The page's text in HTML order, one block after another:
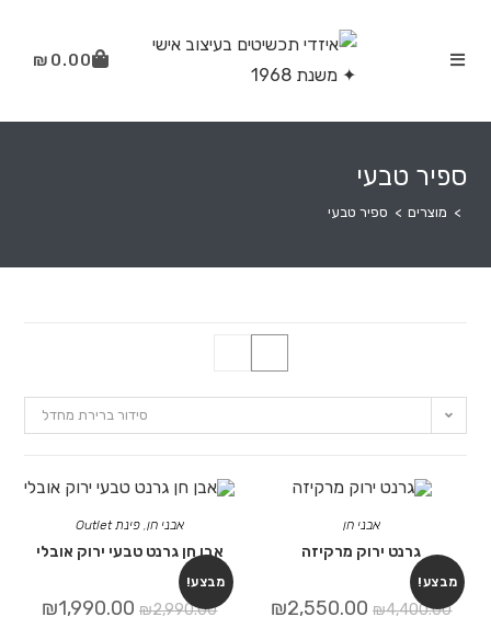
₪ 0.00
ספיר טבעי
> מוצרים > ספיר טבעי
סידור ברירת מחדל
מבצע!
אבני חן,פינת Outlet
אבן חן גרנט טבעי ירוק אובלי
₪2,990.00
₪1,990.00
מבצע!
אבני חן
גרנט ירוק מרקיזה
₪4,400.00
₪2,550.00